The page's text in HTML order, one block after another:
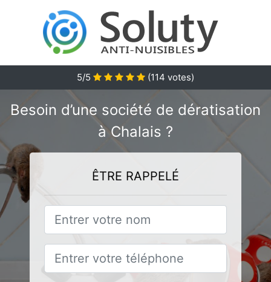
5/5 (114 votes)
Besoin d’une société de dératisation
à Chalais ?
ÊTRE RAPPELÉ